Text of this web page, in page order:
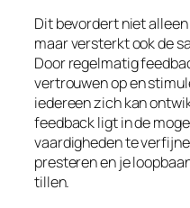
Dit bevordert niet
maar versterkt ook de
Door regelmatig
vertrouwen op en
iedereen zich kan
feedback ligt in de
vaardigheden te
presteren en je
tillen.